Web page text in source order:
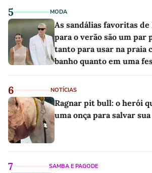
5 MODA
As sandálias favoritas
para o verão são um par
tanto para usar na praia
banho quanto em uma
6 NOTÍCIAS
Ragnar pit bull: o herói
uma onça para salvar
7 SAMBA E PAGODE